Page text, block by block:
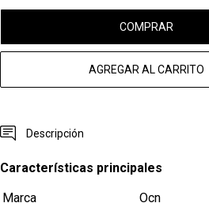
COMPRAR
AGREGAR AL CARRITO
Descripción
Características principales
Marca
Ocn